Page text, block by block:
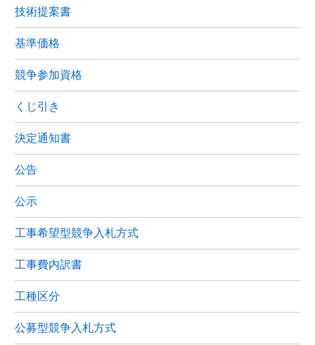
技術提案書
基準価格
競争参加資格
くじ引き
決定通知書
公告
公示
工事希望型競争入札方式
工事費内訳書
工種区分
公募型競争入札方式